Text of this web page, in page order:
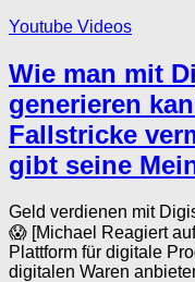
Youtube Videos
Wie man mit
generieren
Fallstricke
gibt seine
Geld verdienen mit
😱 [Michael Reagiert
Plattform für digitale
digitalen Waren